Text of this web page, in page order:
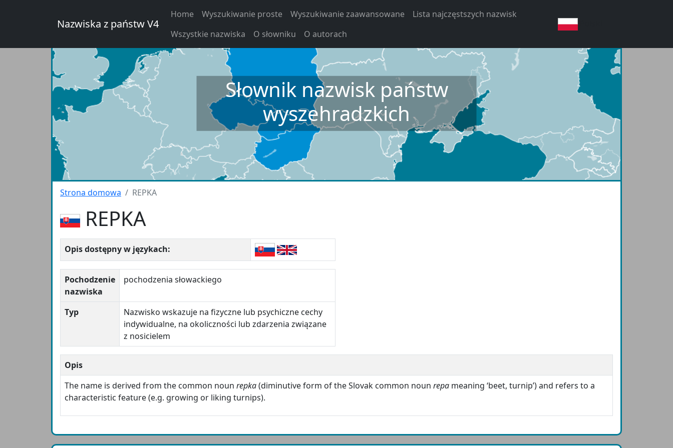
Nazwiska z państw V4
Home Wyszukiwanie proste Wyszukiwanie zaawansowane
Lista najczęstszych nazwisk
Wszystkie nazwiska
O słowniku O autorach
Słownik nazwisk państw
wyszehradzkich
Strona domowa REPKA
REPKA
Opis dostępny w językach:
Pochodzenie
nazwiska
pochodzenia słowackiego
Typ
Nazwisko wskazuje na fizyczne lub psychiczne cechy
indywidualne, na okoliczności lub zdarzenia związane
z nosicielem
Opis
The name is derived from the common noun repka(diminutive form of the Slovak common noun repa meaning ‘beet, turnip’) and refers to a
characteristic feature (e.g. growing or liking turnips).